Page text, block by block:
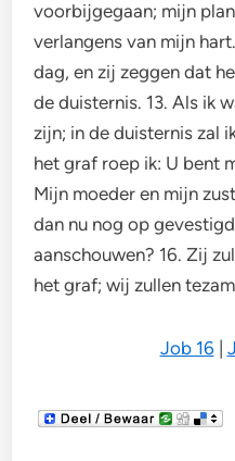
voorbijgegaan; mijn
verlangens van mijn
dag, en zij zeggen dat
de duisternis. 13. Als ik
zijn; in de duisternis zal
het graf roep ik: U bent
Mijn moeder en mijn
dan nu nog op
aanschouwen? 16. Zij
het graf; wij zullen
Job 16